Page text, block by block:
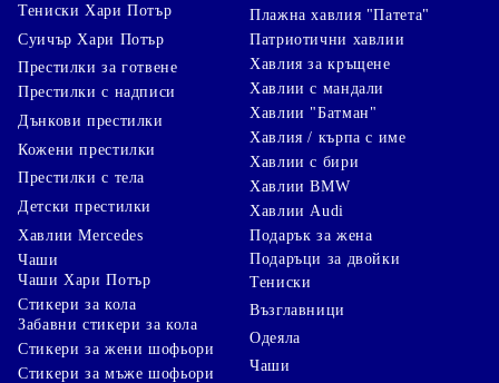
Тениски Хари Потър
Суичър Хари Потър
Престилки за готвене
Престилки с надписи
Дънкови престилки
Кожени престилки
Престилки с тела
Детски престилки
Плажна хавлия "Патета"
Патриотични хавлии
Хавлия за кръщене
Хавлии с мандали
Хавлии "Батман"
Хавлия / кърпа с име
Хавлии с бири
Хавлии BMW
Хавлии Audi
Хавлии Mercedes
Чаши
Чаши Хари Потър
Стикери за кола
Забавни стикери за кола
Стикери за жени шофьори
Стикери за мъже шофьори
Подарък за жена
Подаръци за двойки
Тениски
Възглавници
Одеяла
Чаши